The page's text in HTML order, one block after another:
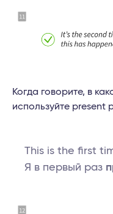
Когда говорите, в
используйте present
This is the first
Я в первый раз